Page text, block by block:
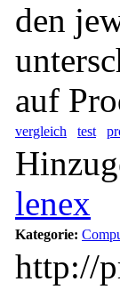
den
auf
vergleich test
lenex
Kategorie:
http://